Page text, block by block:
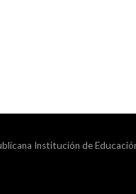
Institución de